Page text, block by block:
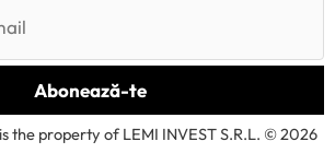
the property of LEMI INVEST S.R.L. © 2026